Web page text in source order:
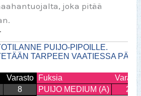
joka pitää